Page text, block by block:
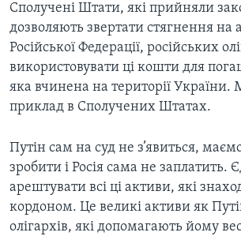
Сполучені Штати, які прийняли
дозволяють звертати стягнення на
Російської Федерації, російських
використовувати ці кошти для
яка вчинена на території
приклад в Сполучених Штатах.
Путін сам на суд не з’явиться,
зробити і Росія сама не заплатить.
арештувати всі ці активи, які
кордоном. Це великі активи як
олігархів, які допомагають йому